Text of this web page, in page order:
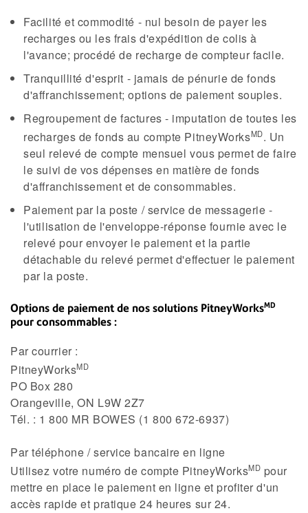
Facilité et commodité - nul besoin de payer les
recharges ou les frais d'expédition de colis à
l'avance; procédé de recharge de compteur facile.
Tranquillité d'esprit - jamais de pénurie de fonds
d'affranchissement; options de paiement souples.
Regroupement de factures - imputation de toutes les
recharges de fonds au compte PitneyWorksMD. Un
seul relevé de compte mensuel vous permet de faire
le suivi de vos dépenses en matière de fonds
d'affranchissement et de consommables.
Paiement par la poste / service de messagerie -
l'utilisation de l'enveloppe-réponse fournie avec le
relevé pour envoyer le paiement et la partie
détachable du relevé permet d'effectuer le paiement
par la poste.
Options de paiement de nos solutions PitneyWorksMD
pour consommables :
Par courrier :
PitneyWorksMD
PO Box 280
Orangeville, ON L9W 2Z7
Tél. : 1 800 MR BOWES (1 800 672-6937)
Par téléphone / service bancaire en ligne
Utilisez votre numéro de compte PitneyWorksMD pour
mettre en place le paiement en ligne et profiter d'un
accès rapide et pratique 24 heures sur 24.